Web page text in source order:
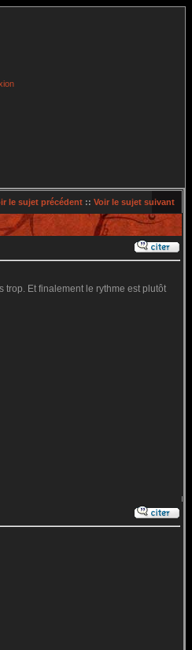
le sujet précédent :: Voir le sujet suivant
Et finalement le rythme est plutôt